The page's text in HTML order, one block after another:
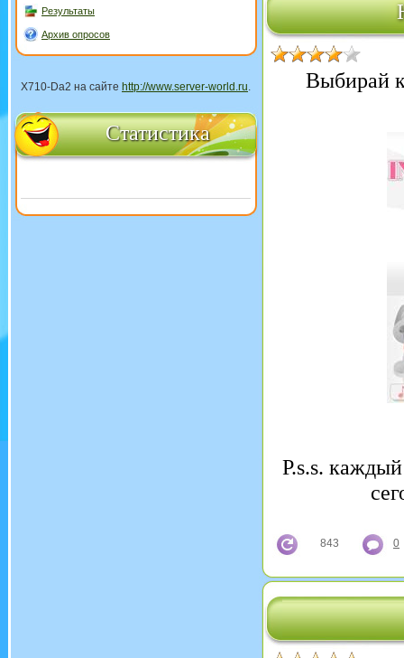
Результаты
Архив опросов
X710-Da2 на сайте http://www.server-world.ru.
Статистика
Выбирай
P.s.s.
843 0